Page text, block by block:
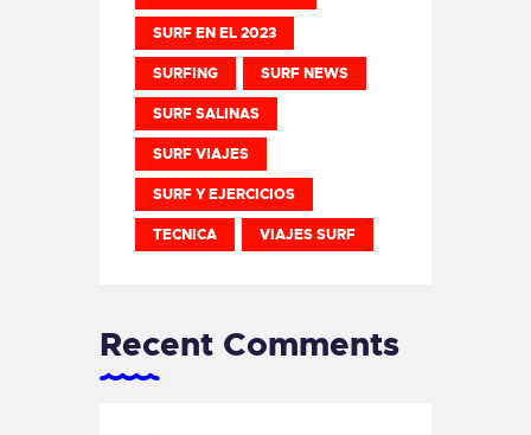
SURF EN EL 2023
SURFING SURF NEWS
SURF SALINAS
SURF VIAJES
SURF Y EJERCICIOS
TECNICA VIAJES SURF
Recent Comments